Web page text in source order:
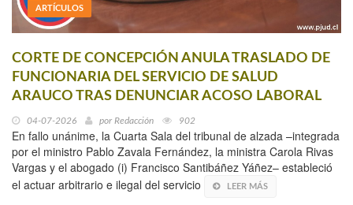
ARTÍCULOS
CORTE DE CONCEPCIÓN ANULA TRASLADO DE
FUNCIONARIA DEL SERVICIO DE SALUD
ARAUCO TRAS DENUNCIAR ACOSO LABORAL
04-07-2026 por Redacción 902
En fallo unánime, la Cuarta Sala del tribunal de alzada –integrada
por el ministro Pablo Zavala Fernández, la ministra Carola Rivas
Vargas y el abogado (i) Francisco Santibáñez Yáñez– estableció
el actuar arbitrario e ilegal del servicio
LEER MÁS